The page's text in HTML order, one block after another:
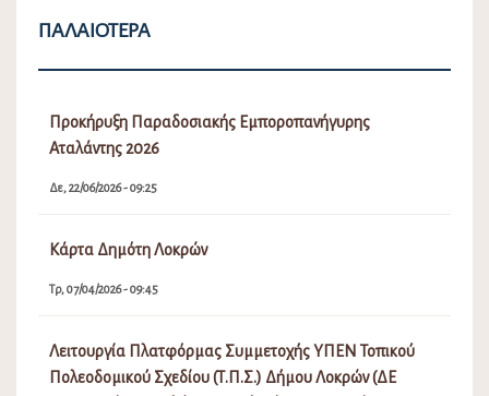
ΠΑΛΑΙΌΤΕΡΑ
Προκήρυξη Παραδοσιακής Εμποροπανήγυρης
Αταλάντης 2026
Δε, 22/06/2026 - 09:25
Κάρτα Δημότη Λοκρών
Τρ, 07/04/2026 - 09:45
Λειτουργία Πλατφόρμας Συμμετοχής ΥΠΕΝ Τοπικού
Πολεοδομικού Σχεδίου (Τ.Π.Σ.) Δήμου Λοκρών (ΔΕ